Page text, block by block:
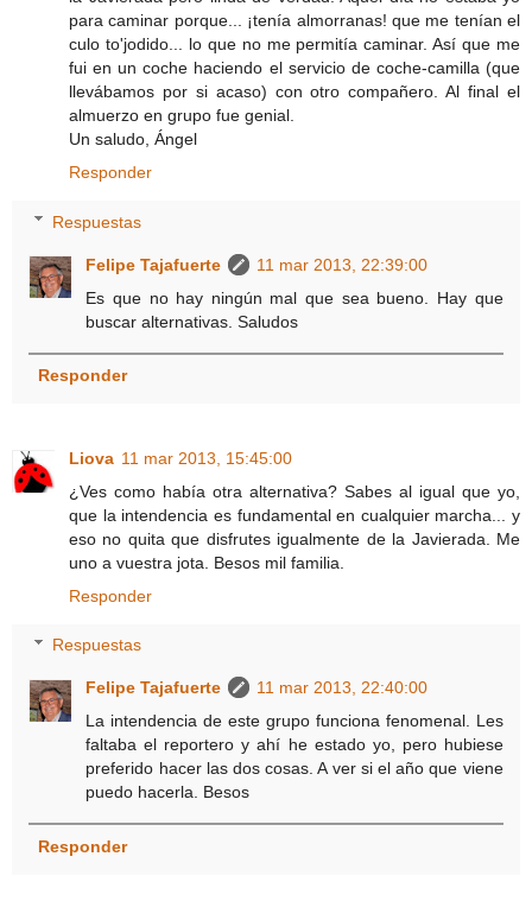
para caminar porque... ¡tenía almorranas! que me tenían el
culo to'jodido... lo que no me permitía caminar. Así que me
fui en un coche haciendo el servicio de coche-camilla (que
llevábamos por si acaso) con otro compañero. Al final el
almuerzo en grupo fue genial.
Un saludo, Ángel
Responder
Respuestas
Felipe Tajafuerte
11 mar 2013, 22:39:00
Es que no hay ningún mal que sea bueno. Hay que
buscar alternativas. Saludos
Responder
Liova 11 mar 2013, 15:45:00
¿Ves como había otra alternativa? Sabes al igual que yo,
que la intendencia es fundamental en cualquier marcha... y
eso no quita que disfrutes igualmente de la Javierada. Me
uno a vuestra jota. Besos mil familia.
Responder
Respuestas
Felipe Tajafuerte
11 mar 2013, 22:40:00
La intendencia de este grupo funciona fenomenal. Les
faltaba el reportero y ahí he estado yo, pero hubiese
preferido hacer las dos cosas. A ver si el año que viene
puedo hacerla. Besos
Responder